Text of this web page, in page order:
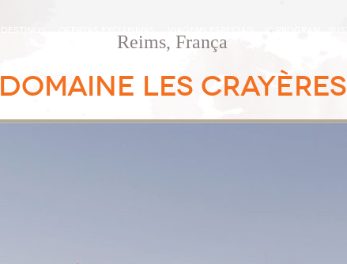
Reims, França
DOMAINE LES CRAYÈRES